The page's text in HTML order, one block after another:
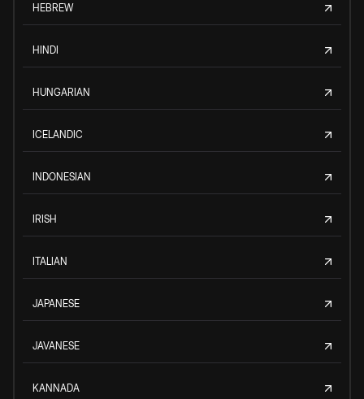
HEBREW
HINDI
HUNGARIAN
ICELANDIC
INDONESIAN
IRISH
ITALIAN
JAPANESE
JAVANESE
KANNADA